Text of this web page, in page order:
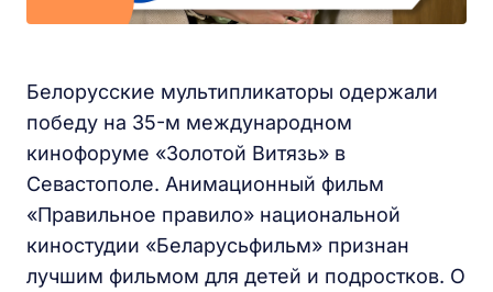
Белорусские мультипликаторы одержали
победу на 35-м международном
кинофоруме «Золотой Витязь» в
Севастополе. Анимационный фильм
«Правильное правило» национальной
киностудии «Беларусьфильм» признан
лучшим фильмом для детей и подростков. О